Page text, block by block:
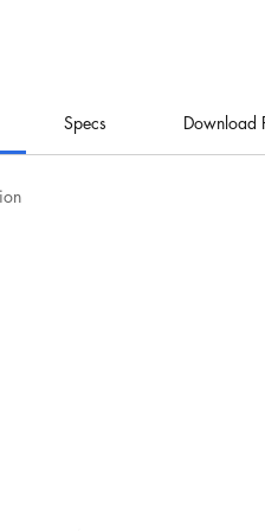
Specs Download